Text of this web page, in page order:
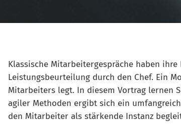
Klassische Mitarbeitergespräche haben
Leistungsbeurteilung durch den Chef. Ein
Mitarbeiters legt. In diesem Vortrag lernen
agiler Methoden ergibt sich ein
den Mitarbeiter als stärkende Instanz